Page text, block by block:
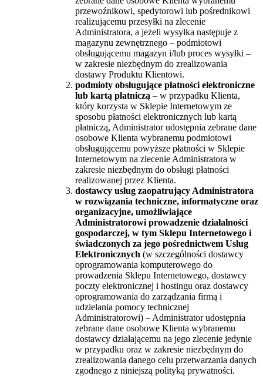
przewoźnikowi, spedytorowi lub pośrednikowi
realizującemu przesyłki na zlecenie
Administratora, a jeżeli wysyłka następuje z
magazynu zewnętrznego – podmiotowi
obsługującemu magazyn i/lub proces wysyłki –
w zakresie niezbędnym do zrealizowania
dostawy Produktu Klientowi.
podmioty obsługujące płatności elektroniczne
lub kartą płatniczą – w przypadku Klienta,
który korzysta w Sklepie Internetowym ze
sposobu płatności elektronicznych lub kartą
płatniczą, Administrator udostępnia zebrane dane
osobowe Klienta wybranemu podmiotowi
obsługującemu powyższe płatności w Sklepie
Internetowym na zlecenie Administratora w
zakresie niezbędnym do obsługi płatności
realizowanej przez Klienta.
dostawcy usług zaopatrujący Administratora
w rozwiązania techniczne, informatyczne oraz
organizacyjne, umożliwiające
Administratorowi prowadzenie działalności
gospodarczej, w tym Sklepu Internetowego i
świadczonych za jego pośrednictwem Usług
Elektronicznych (w szczególności dostawcy
oprogramowania komputerowego do
prowadzenia Sklepu Internetowego, dostawcy
poczty elektronicznej i hostingu oraz dostawcy
oprogramowania do zarządzania firmą i
udzielania pomocy technicznej
Administratorowi) – Administrator udostępnia
zebrane dane osobowe Klienta wybranemu
dostawcy działającemu na jego zlecenie jedynie
w przypadku oraz w zakresie niezbędnym do
zrealizowania danego celu przetwarzania danych
zgodnego z niniejszą polityką prywatności.